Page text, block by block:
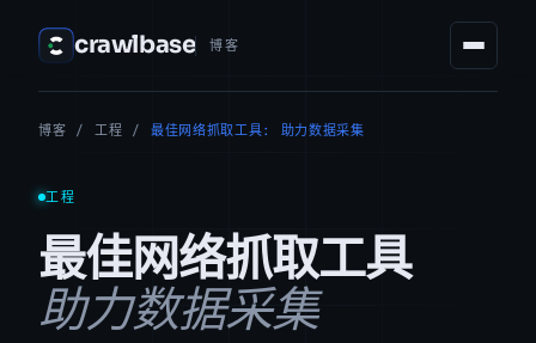
crawlbase 博客
博客 / 工程 / 最佳网络抓取工具: 助力数据采集
工程
最佳网络抓取工具
助力数据采集